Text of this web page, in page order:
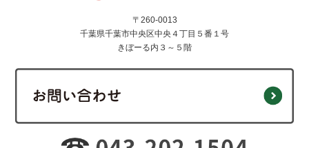
〒260-0013
千葉県千葉市中央区中央４丁目５番１号
きぼーる内３～５階